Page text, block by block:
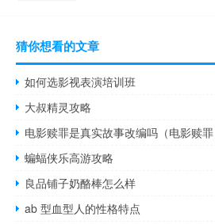
猜你想看的文章
如何选影视表演培训班
大叔精灵攻略
电影赎罪是真实故事改编吗（电影赎罪
蝙蝠侠乐高游攻略
良品铺子奶酪棒怎么样
ab 型血型人的性格特点